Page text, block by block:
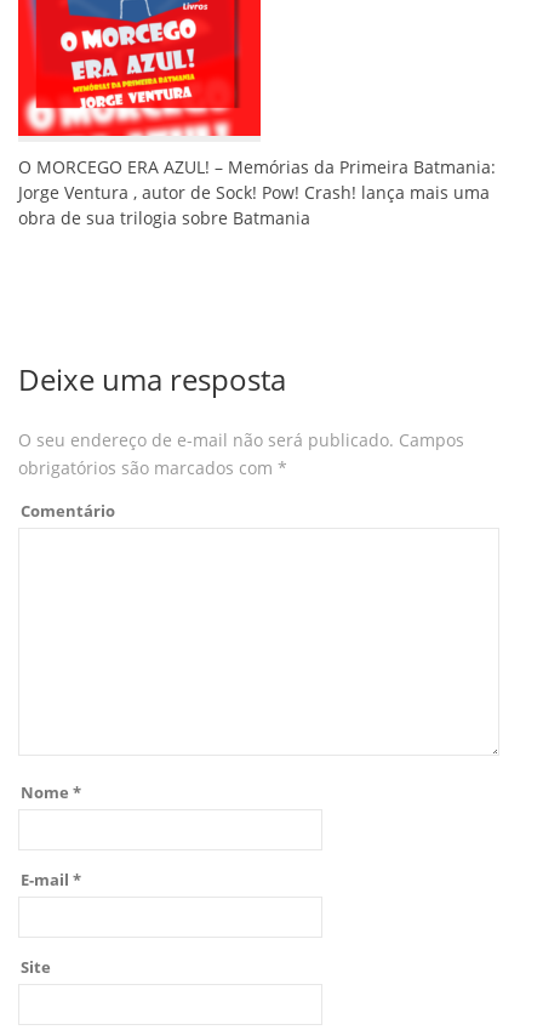
O MORCEGO ERA AZUL! – Memórias da Primeira Batmania:
Jorge Ventura , autor de Sock! Pow! Crash! lança mais uma
obra de sua trilogia sobre Batmania
Deixe uma resposta
O seu endereço de e-mail não será publicado. Campos
obrigatórios são marcados com *
Comentário
Nome *
E-mail *
Site